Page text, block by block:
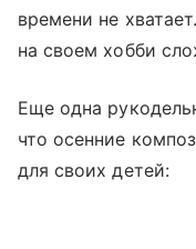
времени не
на своем хобби
Еще одна
что осенние
для своих детей: